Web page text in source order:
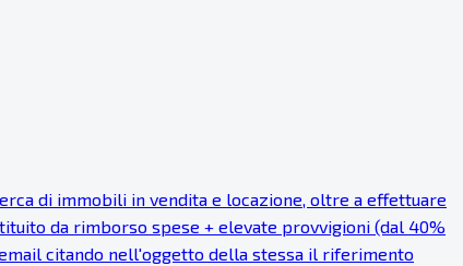
di immobili in vendita e locazione, oltre a effettuare
da rimborso spese + elevate provvigioni (dal 40%
citando nell'oggetto della stessa il riferimento